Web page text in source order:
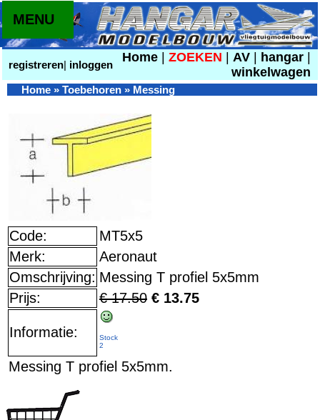
registreren| inloggen
Home ZOEKEN AV hangar
winkelwagen
MENU
Home » Toebehoren » Messing
Code:
MT5x5
Merk:
Aeronaut
Omschrijving: Messing T profiel 5x5mm
Prijs:
€ 17.50 € 13.75
Informatie:
Stock
2
Messing T profiel 5x5mm.